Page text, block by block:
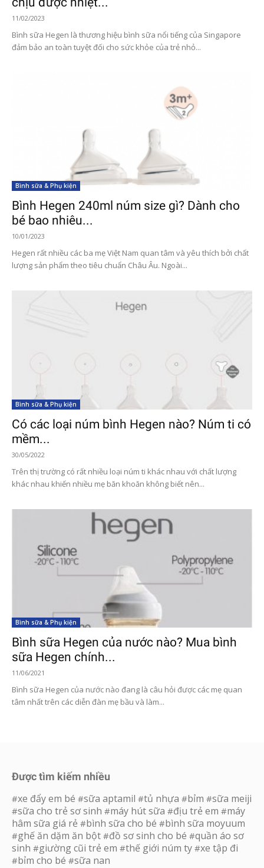
11/02/2023
Bình sữa Hegen là thương hiệu bình sữa nổi tiếng của Singapore
đảm bảo an toàn tuyệt đối cho sức khỏe của trẻ nhỏ...
Bình sữa & Phụ kiện
Bình Hegen 240ml núm size gì? Dành cho
bé bao nhiêu...
10/01/2023
Hegen rất nhiều các ba mẹ Việt Nam quan tâm và yêu thích bởi chất
lượng sản phẩm theo tiêu chuẩn Châu Âu. Ngoài...
Bình sữa & Phụ kiện
Có các loại núm bình Hegen nào? Núm ti có
mềm...
30/05/2022
Trên thị trường có rất nhiều loại núm ti khác nhau với chất lượng
khác nhau khiến nhiều mẹ băn khoăn không biết nên...
Bình sữa & Phụ kiện
Bình sữa Hegen của nước nào? Mua bình
sữa Hegen chính...
11/06/2021
Bình sữa Hegen của nước nào đang là câu hỏi được các mẹ quan
tâm nhất trên các diễn đàn mẹ bầu và làm...
Được tìm kiếm nhiều
#xe đẩy em bé #sữa aptamil #tủ nhựa #bỉm #sữa meiji
#sữa cho trẻ sơ sinh #máy hút sữa #địu trẻ em #máy
hâm sữa giá rẻ #bình sữa cho bé #bình sữa moyuum
#ghế ăn dặm ăn bột #đồ sơ sinh cho bé #quần áo sơ
sinh #giường cũi trẻ em #thế giới núm ty #xe tập đi
#bỉm cho bé #sữa nan